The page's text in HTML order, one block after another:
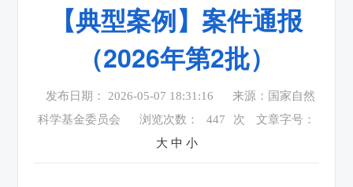
【典型案例】案件通报
（2026年第2批）
发布日期： 2026-05-07 18:31:16
来源：国家自然
科学基金委员会
浏览次数： 447 次
文章字号：
大 中 小